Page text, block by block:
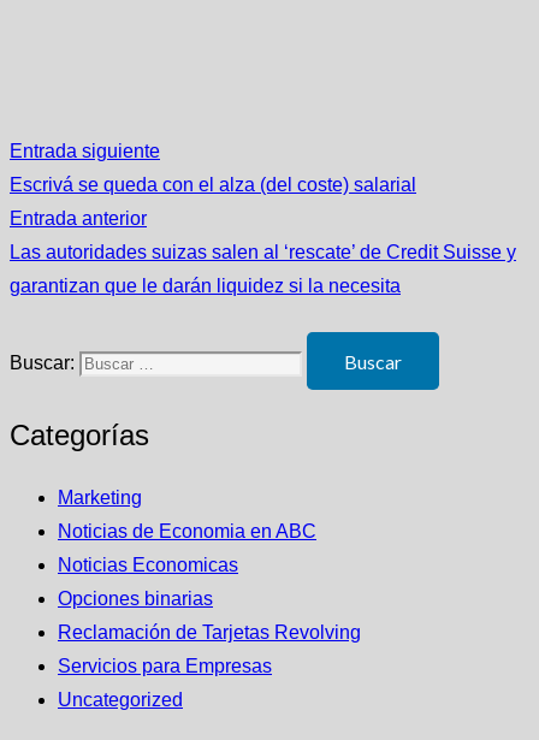
Entrada siguiente
Escrivá se queda con el alza (del coste) salarial
Entrada anterior
Las autoridades suizas salen al ‘rescate’ de Credit Suisse y
garantizan que le darán liquidez si la necesita
Buscar:
Categorías
Marketing
Noticias de Economia en ABC
Noticias Economicas
Opciones binarias
Reclamación de Tarjetas Revolving
Servicios para Empresas
Uncategorized